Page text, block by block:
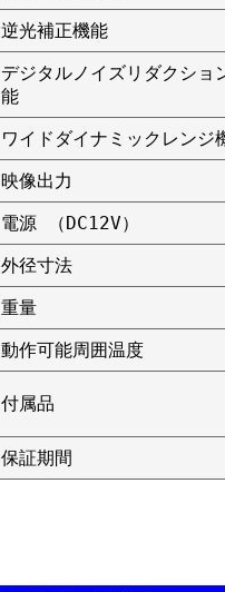
逆光補正機能
デジタルノイズリダクショ
能
ワイドダイナミックレンジ
映像出力
電源 （DC12V）
外径寸法
重量
動作可能周囲温度
付属品
保証期間